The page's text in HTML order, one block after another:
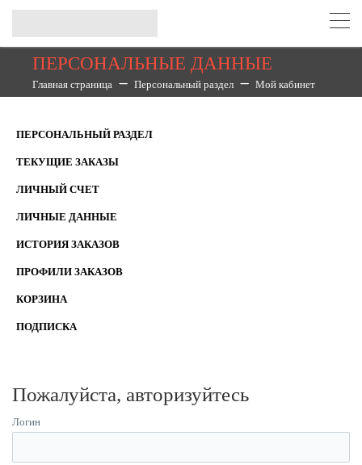
ПЕРСОНАЛЬНЫЕ ДАННЫЕ
Главная страница Персональный раздел Мой кабинет
ПЕРСОНАЛЬНЫЙ РАЗДЕЛ
ТЕКУЩИЕ ЗАКАЗЫ
ЛИЧНЫЙ СЧЕТ
ЛИЧНЫЕ ДАННЫЕ
ИСТОРИЯ ЗАКАЗОВ
ПРОФИЛИ ЗАКАЗОВ
КОРЗИНА
ПОДПИСКА
Пожалуйста, авторизуйтесь
Логин